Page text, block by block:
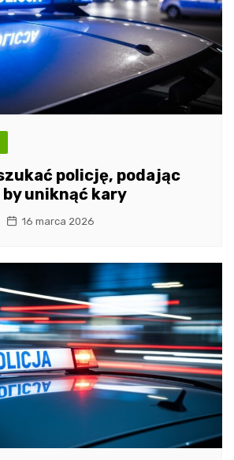
policję, podając
uniknąć kary
16 marca 2026